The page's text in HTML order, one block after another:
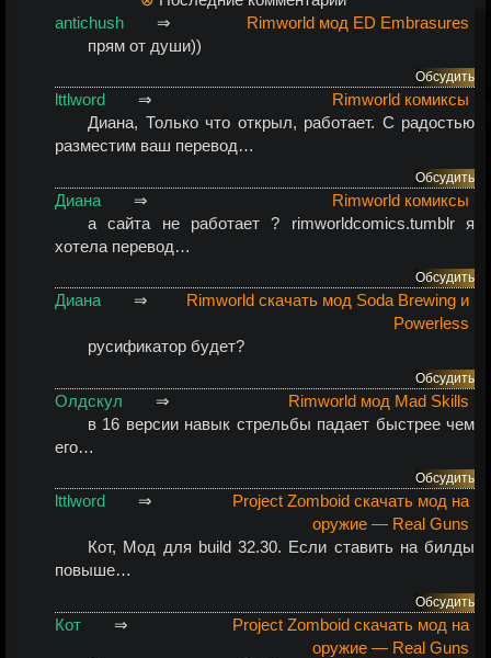
antichush
⇒
Rimworld мод ED Embrasures
прям от души))
Обсудить
lttlword ⇒
Rimworld комиксы
Диана, Только что открыл, работает. С радостью
разместим ваш перевод…
Обсудить
Диана ⇒
Rimworld комиксы
а сайта не работает ? rimworldcomics.tumblr я
хотела перевод…
Обсудить
Диана ⇒
Rimworld скачать мод Soda Brewing и
Powerless
русификатор будет?
Обсудить
Олдскул ⇒
Rimworld мод Mad Skills
в 16 версии навык стрельбы падает быстрее чем
его…
Обсудить
lttlword ⇒
Project Zomboid скачать мод на
оружие — Real Guns
Кот, Мод для build 32.30. Если ставить на билды
повыше…
Обсудить
Кот ⇒
Project Zomboid скачать мод на
оружие — Real Guns